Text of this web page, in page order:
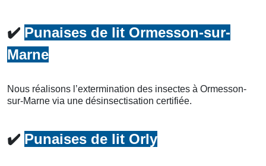
✔️ Punaises de lit Ormesson-sur-
Marne
Nous réalisons l’extermination des insectes à Ormesson-
sur-Marne via une désinsectisation certifiée.
✔️ Punaises de lit Orly